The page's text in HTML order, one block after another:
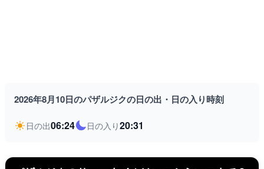
2026年8月10日のパザルジクの日の出・日の入り時刻
日の出06:24 日の入り20:31